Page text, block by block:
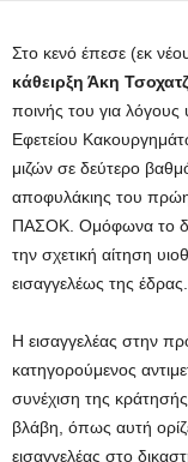
Στο κενό έπεσε (εκ
κάθειρξη Άκη
ποινής του για λόγους
Εφετείου
μιζών σε δεύτερο
αποφυλάκιης του
ΠΑΣΟΚ. Ομόφωνα το
την σχετική αίτηση
εισαγγελέως της έδρας.
Η εισαγγελέας στην
κατηγορούμενος
συνέχιση της
βλάβη, όπως αυτή
εισαγγελέας στο